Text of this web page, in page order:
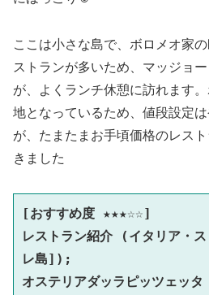
ここは小さな島で、ボロメオ家
ストランが多いため、マッジョ
が、よくランチ休憩に訪れます
地となっているため、値段設定
が、たまたまお手頃価格のレス
きました
[おすすめ度 ★★★☆☆]
レストラン紹介 (イタリア・
レ島]);
オステリアダッラピッツェ